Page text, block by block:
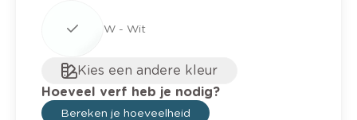
W - Wit
Kies een andere kleur
Hoeveel verf heb je nodig?
Bereken je hoeveelheid